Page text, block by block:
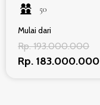
50
Mulai dari
Rp. 193.000.000
Rp. 183.000.000